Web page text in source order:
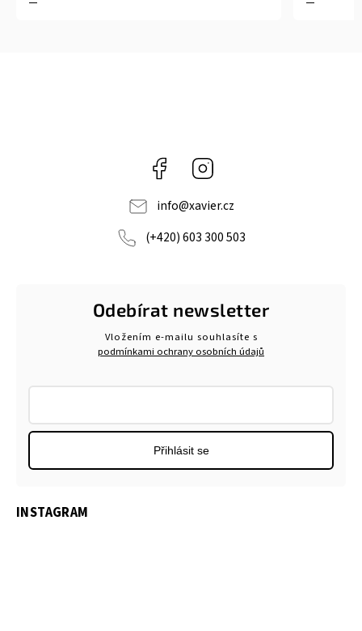
Facebook
info@xavier.cz
(+420) 603 300 503
Odebírat newsletter
Vložením e-mailu souhlasíte s
podmínkami ochrany osobních údajů
Přihlásit se
INSTAGRAM